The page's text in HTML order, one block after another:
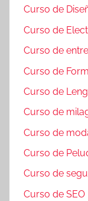
Curso de
Curso de
Curso de
Curso de
Curso de
Curso de
Curso de
Curso de
Curso de
Curso de SEO